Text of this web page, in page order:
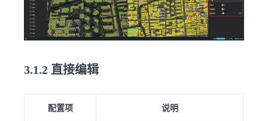
3.1.2 直接编辑
配置项 说明